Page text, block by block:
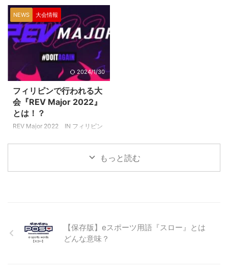
東京、電通）が今年度はオンラ ...
2022年のスマブラSPオフライン
大会では最大規模！？ スマブラ
SPのオフライン大会『しのスマ
HEROES#01』が5月21日(土)に
開催！！ 東京上野にある【Buzz
e-Sportsスタジオ】にて大乱闘ス
マッシュブラザーズSPECIALの
対戦交流会を開いている『しのス
マ』が【大田区産業プラザPIO 小
展示ホール】で『128人規模の大
会』を開催！ しのスマでは初め
ての大規模大会となります。 世
界最大級の格ゲー大会『EVO』で
校生のあなた！！今からでも活躍
できるチャンスはありますよ！ ...
NEWS 大会情報
2024/1/30
フィリピンで行われる大
会『REV Major 2022』
とは！？
REV Major 2022 IN フィリピン
間）フィリピン マニラのSMX コ
ンベンションセンターで行われる
くエントリーしている同大会。圧
倒的な出場者数はワールドツアー
もっと読む
【保存版】eスポーツ用語『スロー』とは
どんな意味？